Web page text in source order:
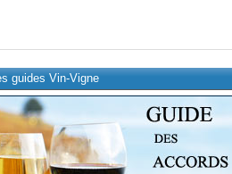
guides Vin-Vigne